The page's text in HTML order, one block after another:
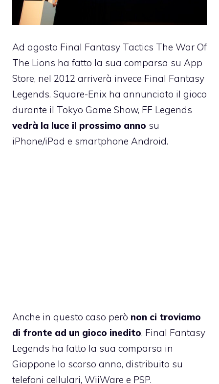
Ad agosto Final Fantasy Tactics The War Of
The Lions ha fatto la sua comparsa su App
Store, nel 2012 arriverà invece Final Fantasy
Legends. Square-Enix ha annunciato il gioco
durante il Tokyo Game Show, FF Legends
vedrà la luce il prossimo anno su
iPhone/iPad e smartphone Android.
Anche in questo caso però non ci troviamo
di fronte ad un gioco inedito, Final Fantasy
Legends ha fatto la sua comparsa in
Giappone lo scorso anno, distribuito su
telefoni cellulari, WiiWare e PSP.